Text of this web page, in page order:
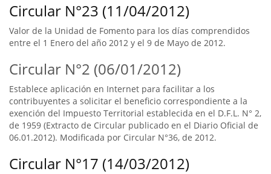
Circular N°23 (11/04/2012)
Valor de la Unidad de Fomento para los días comprendidos
entre el 1 Enero del año 2012 y el 9 de Mayo de 2012.
Circular N°2 (06/01/2012)
Establece aplicación en Internet para facilitar a los
contribuyentes a solicitar el beneficio correspondiente a la
exención del Impuesto Territorial establecida en el D.F.L. N° 2,
de 1959 (Extracto de Circular publicado en el Diario Oficial de
06.01.2012). Modificada por Circular N°36, de 2012.
Circular N°17 (14/03/2012)